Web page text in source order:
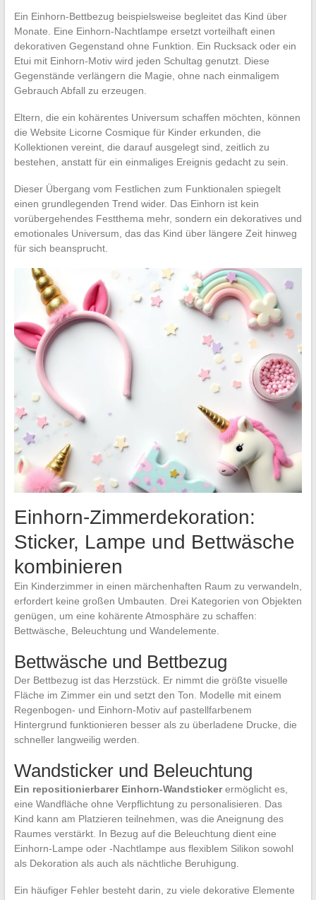
Ein Einhorn-Bettbezug beispielsweise begleitet das Kind über
Monate. Eine Einhorn-Nachtlampe ersetzt vorteilhaft einen
dekorativen Gegenstand ohne Funktion. Ein Rucksack oder ein
Etui mit Einhorn-Motiv wird jeden Schultag genutzt. Diese
Gegenstände verlängern die Magie, ohne nach einmaligem
Gebrauch Abfall zu erzeugen.
Eltern, die ein kohärentes Universum schaffen möchten, können
die Website Licorne Cosmique für Kinder erkunden, die
Kollektionen vereint, die darauf ausgelegt sind, zeitlich zu
bestehen, anstatt für ein einmaliges Ereignis gedacht zu sein.
Dieser Übergang vom Festlichen zum Funktionalen spiegelt
einen grundlegenden Trend wider. Das Einhorn ist kein
vorübergehendes Festthema mehr, sondern ein dekoratives und
emotionales Universum, das das Kind über längere Zeit hinweg
für sich beansprucht.
Einhorn-Zimmerdekoration:
Sticker, Lampe und Bettwäsche
kombinieren
Ein Kinderzimmer in einen märchenhaften Raum zu verwandeln,
erfordert keine großen Umbauten. Drei Kategorien von Objekten
genügen, um eine kohärente Atmosphäre zu schaffen:
Bettwäsche, Beleuchtung und Wandelemente.
Bettwäsche und Bettbezug
Der Bettbezug ist das Herzstück. Er nimmt die größte visuelle
Fläche im Zimmer ein und setzt den Ton. Modelle mit einem
Regenbogen- und Einhorn-Motiv auf pastellfarbenem
Hintergrund funktionieren besser als zu überladene Drucke, die
schneller langweilig werden.
Wandsticker und Beleuchtung
Ein repositionierbarer Einhorn-Wandstickerermöglicht es,
eine Wandfläche ohne Verpflichtung zu personalisieren. Das
Kind kann am Platzieren teilnehmen, was die Aneignung des
Raumes verstärkt. In Bezug auf die Beleuchtung dient eine
Einhorn-Lampe oder -Nachtlampe aus flexiblem Silikon sowohl
als Dekoration als auch als nächtliche Beruhigung.
Ein häufiger Fehler besteht darin, zu viele dekorative Elemente